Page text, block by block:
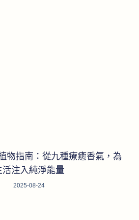
物指南：從九種療癒香氣，為
活注入純淨能量
2025-08-24